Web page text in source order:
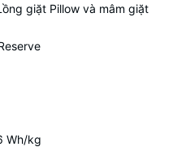
giặt Pillow và mâm giặt
Wh/kg